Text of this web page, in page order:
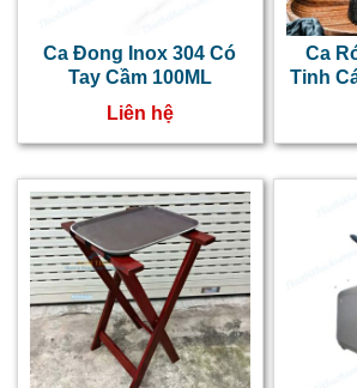
Ca Đong Inox 304 Có
Tay Cầm 100ML
Liên hệ
Ca
Tinh